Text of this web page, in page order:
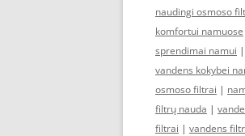
naudingi osmoso
komfortui namuose
sprendimai namui |
vandens kokybei
osmoso filtrai |
filtrų nauda |
filtrai | vandens